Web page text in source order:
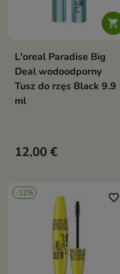

L'oreal Paradise Big
Deal wodoodporny
Tusz do rzęs Black 9.9
ml
12,00 €
-12% favorite_border